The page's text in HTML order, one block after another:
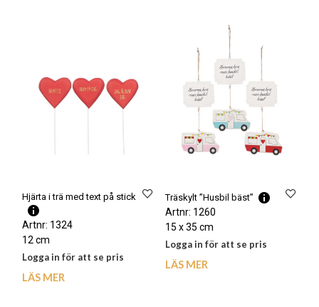
Hjärta i trä med text på stick
Artnr: 1324
12 cm
Logga in för att se pris
LÄS MER
Träskylt ”Husbil bäst”
Artnr: 1260
15 x 35 cm
Logga in för att se pris
LÄS MER